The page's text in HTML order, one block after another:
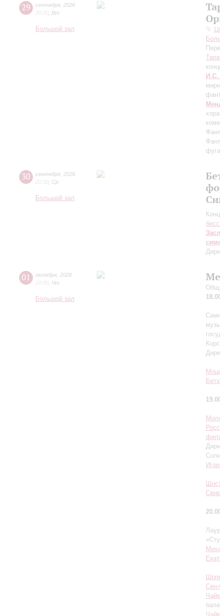
29 сентября 2026
20:00 Вт
Большой зал
И.С.
30 сентября 2026
20:00 Ср
Большой зал
01 октября 2026
18:00 Чт
Большой зал